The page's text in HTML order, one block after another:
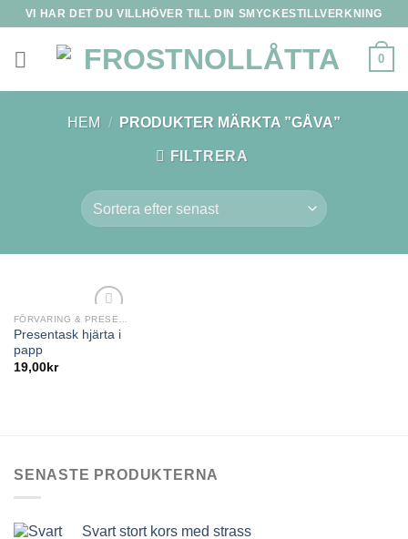
Skip
content
VI HAR DET DU VILLHÖVER TILL DIN SMYCKESTILLVERKNING
0
HEM / PRODUKTER MÄRKTA ”GÅVA”
FILTRERA
Presentask hjärta i
papp
19,00kr
SENASTE PRODUKTERNA
Svart stort kors med strass